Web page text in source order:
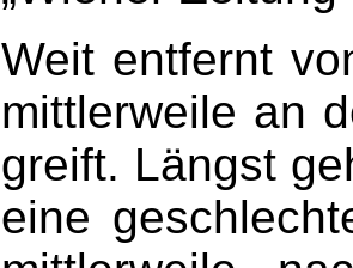
Weit entfernt
mittlerweile an
greift. Längst
eine